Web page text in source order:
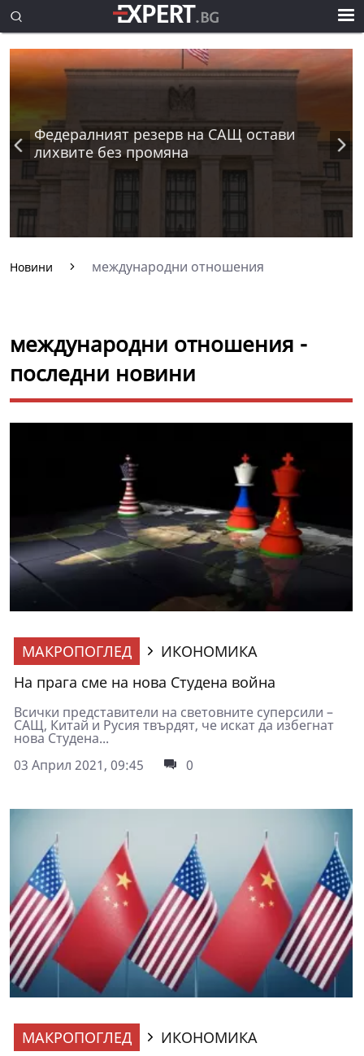
Федералният резерв на САЩ остави
лихвите без промяна
Новини международни отношения
международни отношения -
последни новини
МАКРОПОГЛЕД
ИКОНОМИКА
На прага сме на нова Студена война
Всички представители на световните суперсили –
САЩ, Китай и Русия твърдят, че искат да избегнат
нова Студена...
03 Април 2021, 09:45
0
МАКРОПОГЛЕД
ИКОНОМИКА